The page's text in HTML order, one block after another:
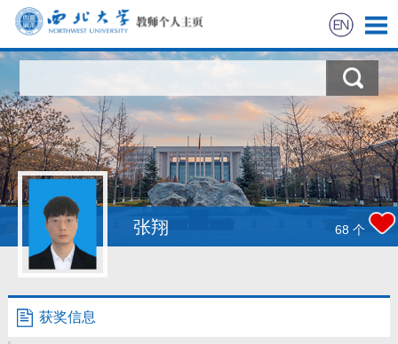
科学研究
教学研究
获奖信息
招生信息
学生信息
张翔 68 个
获奖信息